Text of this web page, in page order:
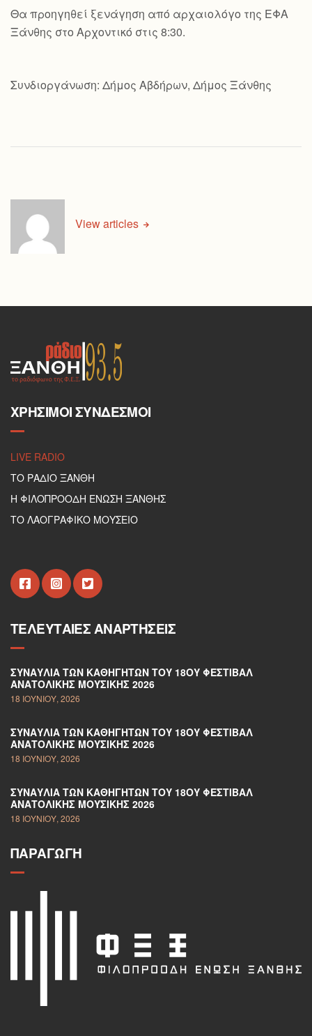
Θα προηγηθεί ξενάγηση από αρχαιολόγο της ΕΦΑ
Ξάνθης στο Αρχοντικό στις 8:30.
Συνδιοργάνωση: Δήμος Αβδήρων, Δήμος Ξάνθης
View articles
ΧΡΉΣΙΜΟΙ ΣΎΝΔΕΣΜΟΙ
LIVE RADIO
ΤΟ ΡΑΔΙΟ ΞΑΝΘΗ
Η ΦΙΛΟΠΡΟΟΔΗ ΕΝΩΣΗ ΞΑΝΘΗΣ
ΤΟ ΛΑΟΓΡΑΦΙΚΟ ΜΟΥΣΕΙΟ
ΤΕΛΕΥΤΑΊΕΣ ΑΝΑΡΤΉΣΕΙΣ
ΣΥΝΑΥΛΊΑ ΤΩΝ ΚΑΘΗΓΗΤΏΝ ΤΟΥ 18ΟΥ ΦΕΣΤΙΒΆΛ
ΑΝΑΤΟΛΙΚΉΣ ΜΟΥΣΙΚΉΣ 2026
18 ΙΟΥΝΊΟΥ, 2026
ΣΥΝΑΥΛΊΑ ΤΩΝ ΚΑΘΗΓΗΤΏΝ ΤΟΥ 18ΟΥ ΦΕΣΤΙΒΆΛ
ΑΝΑΤΟΛΙΚΉΣ ΜΟΥΣΙΚΉΣ 2026
18 ΙΟΥΝΊΟΥ, 2026
ΣΥΝΑΥΛΊΑ ΤΩΝ ΚΑΘΗΓΗΤΏΝ ΤΟΥ 18ΟΥ ΦΕΣΤΙΒΆΛ
ΑΝΑΤΟΛΙΚΉΣ ΜΟΥΣΙΚΉΣ 2026
18 ΙΟΥΝΊΟΥ, 2026
ΠΑΡΑΓΩΓΉ